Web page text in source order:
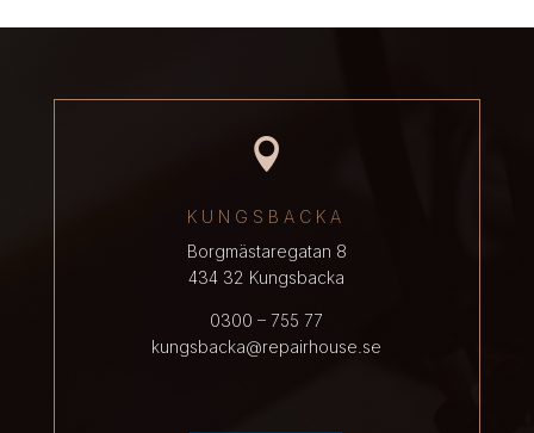

KUNGSBACKA
Borgmästaregatan 8
434 32 Kungsbacka
0300 – 755 77
kungsbacka@repairhouse.se